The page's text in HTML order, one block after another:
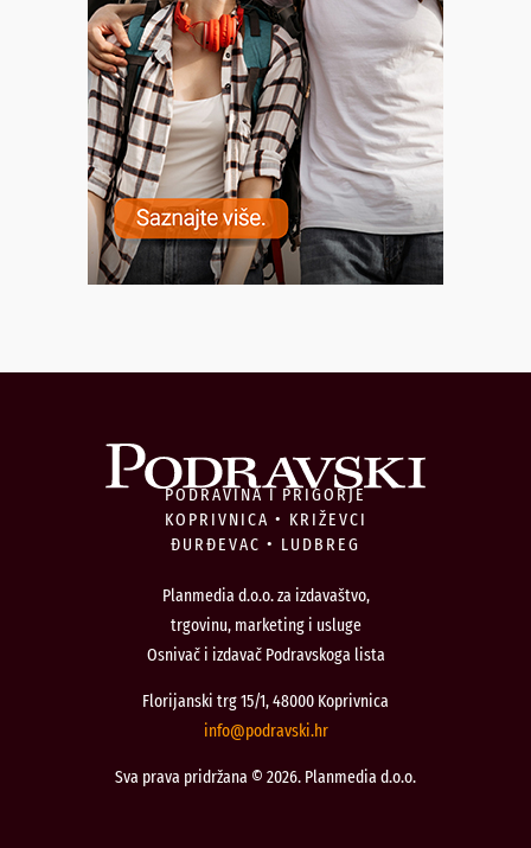
PODRAVINA I PRIGORJE
KOPRIVNICA • KRIŽEVCI
ĐURĐEVAC • LUDBREG
Planmedia d.o.o. za izdavaštvo,
trgovinu, marketing i usluge
Osnivač i izdavač Podravskoga lista
Florijanski trg 15/1, 48000 Koprivnica
rh.iksvardop
@ofni
Sva prava pridržana © 2026. Planmedia d.o.o.